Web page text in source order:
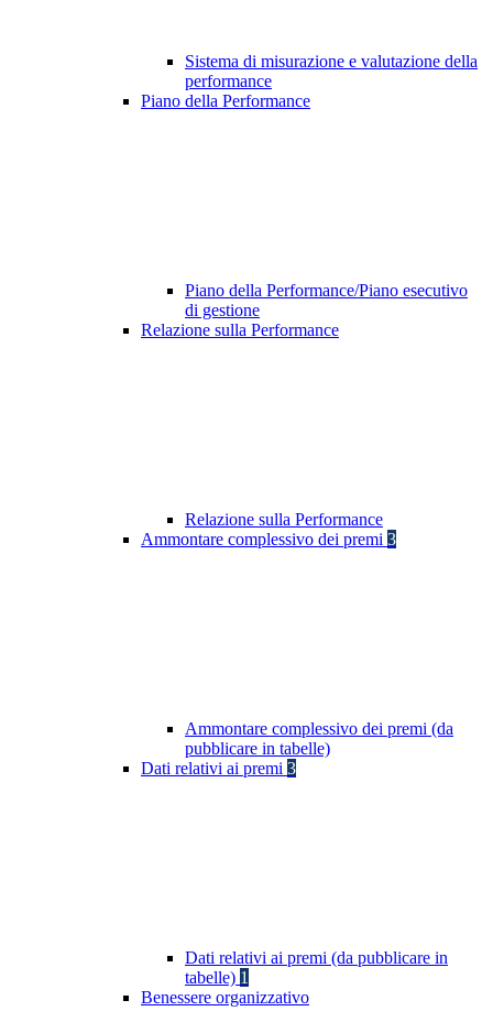
Sistema di misurazione e valutazione della
performance
Piano della Performance
Piano della Performance/Piano esecutivo
di gestione
Relazione sulla Performance
Relazione sulla Performance
Ammontare complessivo dei premi 3
Ammontare complessivo dei premi (da
pubblicare in tabelle)
Dati relativi ai premi 3
Dati relativi ai premi (da pubblicare in
tabelle) 1
Benessere organizzativo